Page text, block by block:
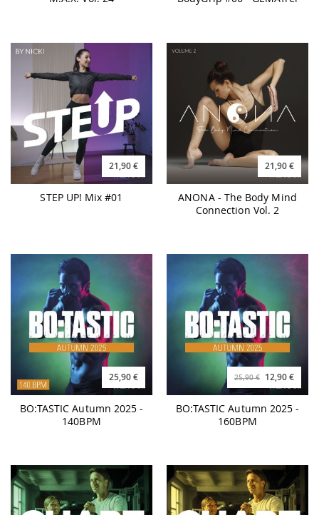
21,90 €
STEP UP! Mix #01
21,90 €
ANONA - The Body Mind
Connection Vol. 2
25,90 €
BO:TASTIC Autumn 2025 -
140BPM
25,90 € 12,90 €
BO:TASTIC Autumn 2025 -
160BPM